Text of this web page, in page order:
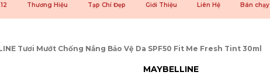
Thương Hiệu Tạp Chí Đẹp Giới Thiệu Liên Hệ Bán chạy
Tươi Mướt Chống Nắng Bảo Vệ Da SPF50 Fit Me Fresh Tint 30ml
MAYBELLINE